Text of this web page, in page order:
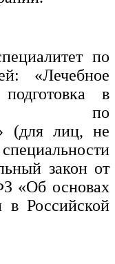
по
«Лечебное
в
по
(для лиц, не
закон от
«Об основах
в Российской